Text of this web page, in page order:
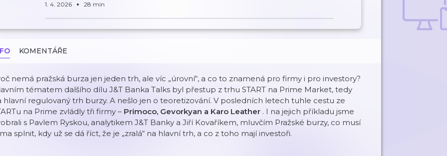
1. 4. 2026 28 min
KOMENTÁŘE
nemá pražská burza jen jeden trh, ale víc „úrovní“, a co to znamená pro firmy i pro investory?
tématem dalšího dílu J&T Banka Talks byl přestup z trhu START na Prime Market, tedy
hlavní regulovaný trh burzy. A nešlo jen o teoretizování. V posledních letech tuhle cestu ze
na Prime zvládly tři firmy – Primoco, Gevorkyan a Karo Leather . I na jejich příkladu jsme
s Pavlem Ryskou, analytikem J&T Banky a Jiří Kovaříkem, mluvčím Pražské burzy, co musí
splnit, kdy už se dá říct, že je „zralá“ na hlavní trh, a co z toho mají investoři.